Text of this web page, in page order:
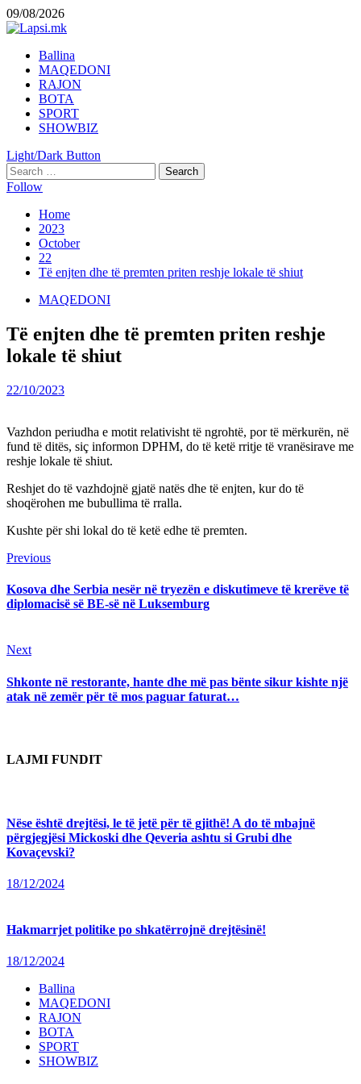
Skip
to
09/08/2026
Primary
Menu
Ballina
MAQEDONI
RAJON
BOTA
SPORT
SHOWBIZ
Light/Dark Button
Search
for:
Follow
Home
2023
October
22
Të enjten dhe të premten priten reshje lokale të shiut
MAQEDONI
Të enjten dhe të premten priten reshje
lokale të shiut
22/10/2023
Vazhdon periudha e motit relativisht të ngrohtë, por të mërkurën, në
fund të ditës, siç informon DPHM, do të ketë rritje të vranësirave me
reshje lokale të shiut.
Reshjet do të vazhdojnë gjatë natës dhe të enjten, kur do të
shoqërohen me bubullima të rralla.
Kushte për shi lokal do të ketë edhe të premten.
Continue
Reading
PreviousPrevious
Kosova dhe Serbia nesër në tryezën e diskutimeve të krerëve të
diplomacisë së BE-së në Luksemburg
NextNext
Shkonte në restorante, hante dhe më pas bënte sikur kishte një
atak në zemër për të mos paguar faturat…
LAJMI FUNDIT
Nëse është drejtësi, le të jetë për të gjithë! A do të mbajnë
përgjegjësi Mickoski dhe Qeveria ashtu si Grubi dhe
Kovaçevski?
18/12/2024
Hakmarrjet politike po shkatërrojnë drejtësinë!
18/12/2024
Ballina
MAQEDONI
RAJON
BOTA
SPORT
SHOWBIZ